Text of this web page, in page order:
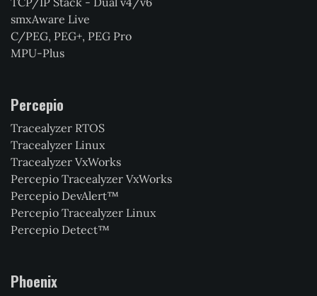
smxAware Live
C/PEG, PEG+, PEG Pro
MPU-Plus
Percepio
Tracealyzer RTOS
Tracealyzer Linux
Tracealyzer VxWorks
Percepio Tracealyzer VxWorks
Percepio DevAlert™
Percepio Tracealyzer Linux
Percepio Detect™
Phoenix